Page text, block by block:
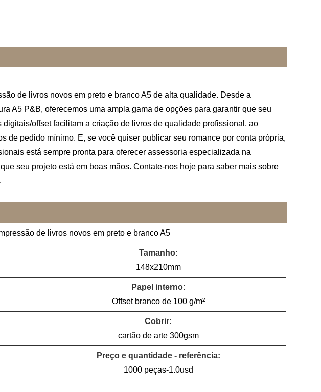
de livros novos em preto e branco A5 de alta qualidade. Desde a
A5 P&B, oferecemos uma ampla gama de opções para garantir que seu
offset facilitam a criação de livros de qualidade profissional, ao
de pedido mínimo. E, se você quiser publicar seu romance por conta própria,
está sempre pronta para oferecer assessoria especializada na
seu projeto está em boas mãos. Contate-nos hoje para saber mais sobre
de livros novos em preto e branco A5
Tamanho:
148x210mm
Papel interno:
Offset branco de 100 g/m²
Cobrir:
cartão de arte 300gsm
Preço e quantidade - referência:
1000 peças-1.0usd